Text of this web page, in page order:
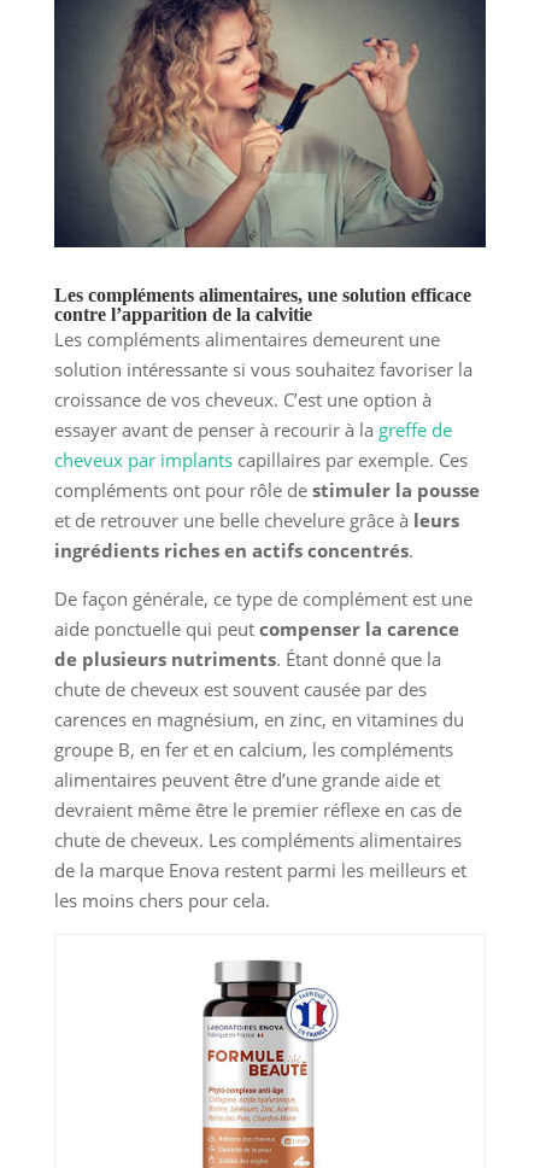
Les compléments alimentaires, une solution efficace
contre l’apparition de la calvitie
Les compléments alimentaires demeurent une
solution intéressante si vous souhaitez favoriser la
croissance de vos cheveux. C’est une option à
essayer avant de penser à recourir à la greffe de
cheveux par implantscapillaires par exemple. Ces
compléments ont pour rôle de stimuler la pousse
et de retrouver une belle chevelure grâce à leurs
ingrédients riches en actifs concentrés.
De façon générale, ce type de complément est une
aide ponctuelle qui peut compenser la carence
de plusieurs nutriments. Étant donné que la
chute de cheveux est souvent causée par des
carences en magnésium, en zinc, en vitamines du
groupe B, en fer et en calcium, les compléments
alimentaires peuvent être d’une grande aide et
devraient même être le premier réflexe en cas de
chute de cheveux. Les compléments alimentaires
de la marque Enova restent parmi les meilleurs et
les moins chers pour cela.